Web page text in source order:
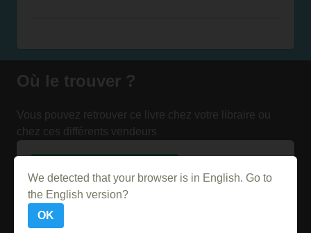
Où le trouver ?
Vous pouvez retrouver ce livre chez votre libraire ou
chez ces différents vendeurs
Acheter sur Amazon
We detected that your browser is in English. Go to
the English version?
OK